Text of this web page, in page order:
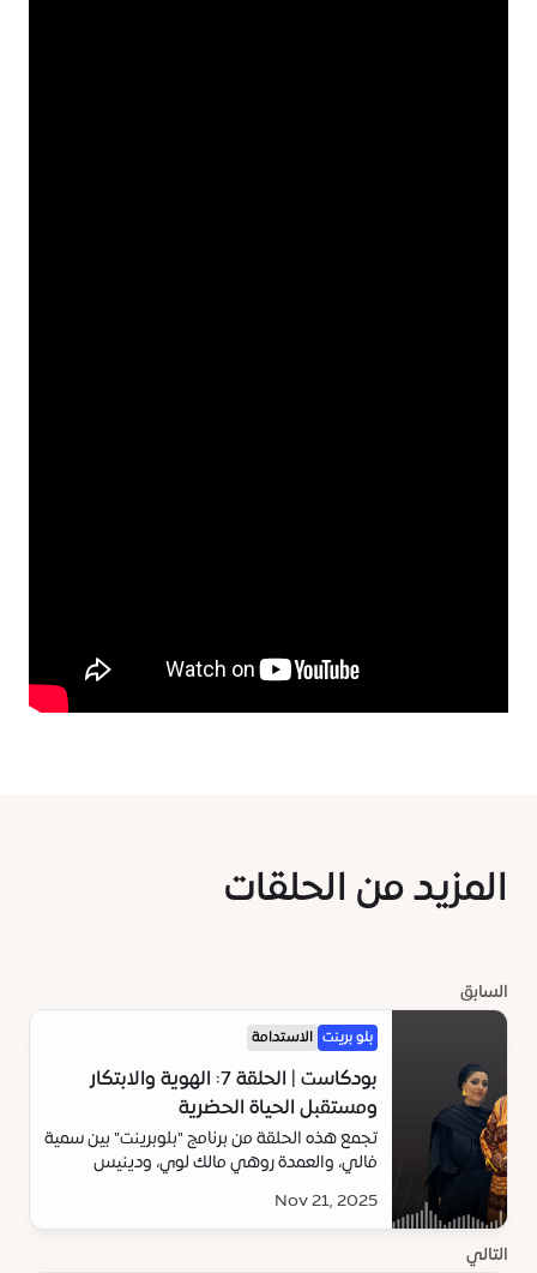
المزيد من الحلقات
السابق
بلو برينت الاستدامة
بودكاست | الحلقة 7: الهوية والابتكار
ومستقبل الحياة الحضرية
تجمع هذه الحلقة من برنامج "بلوبرينت" بين سمية
فالي، والعمدة روهي مالك لوي، ودينيس
Nov 21, 2025
التالي